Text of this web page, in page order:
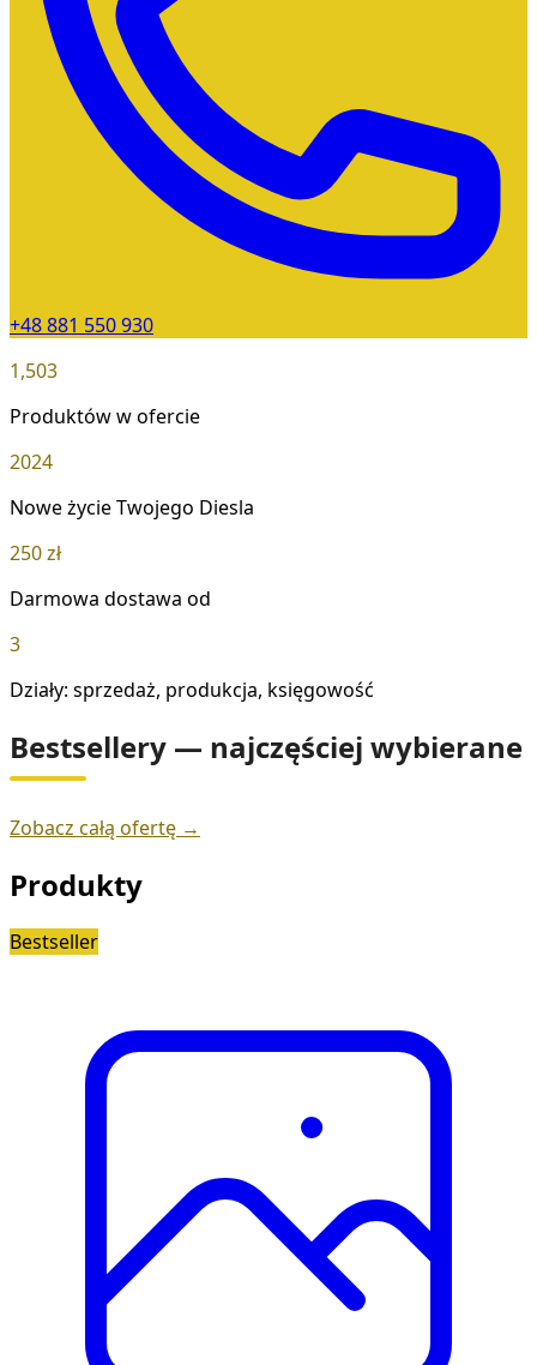
+48 881 550 930
1,503
Produktów w ofercie
2024
Nowe życie Twojego Diesla
250 zł
Darmowa dostawa od
3
Działy: sprzedaż, produkcja, księgowość
Bestsellery — najczęściej wybierane
Zobacz całą ofertę →
Produkty
Bestseller